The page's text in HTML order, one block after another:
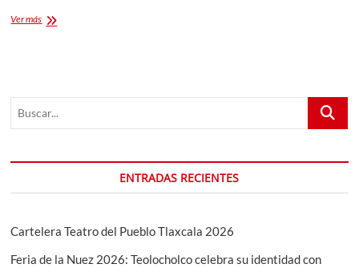
Ver másInauguran
Buscar...
ENTRADAS RECIENTES
Cartelera Teatro del Pueblo Tlaxcala 2026
Feria de la Nuez 2026: Teolocholco celebra su identidad con